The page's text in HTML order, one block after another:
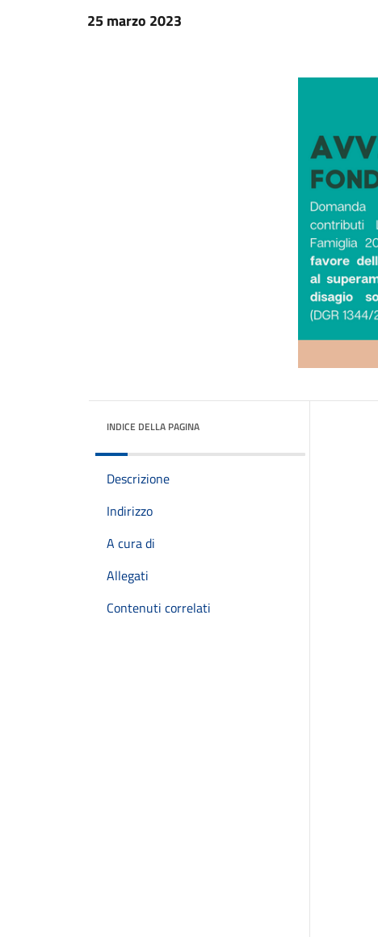
25 marzo 2023
INDICE DELLA PAGINA
Descrizione
Indirizzo
A cura di
Allegati
Contenuti correlati